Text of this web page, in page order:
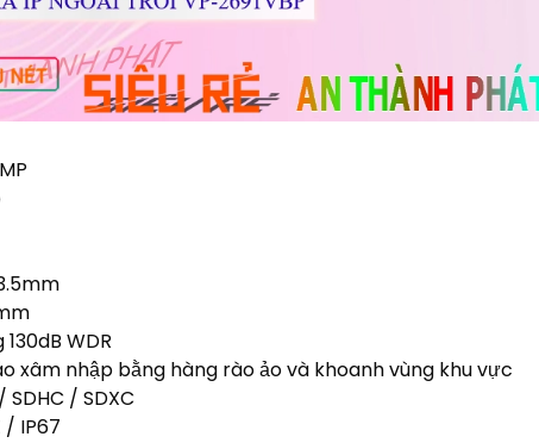
WDR
xâm nhập bằng hàng rào ảo và khoanh vùng khu vực
/ SDXC
/ IP67